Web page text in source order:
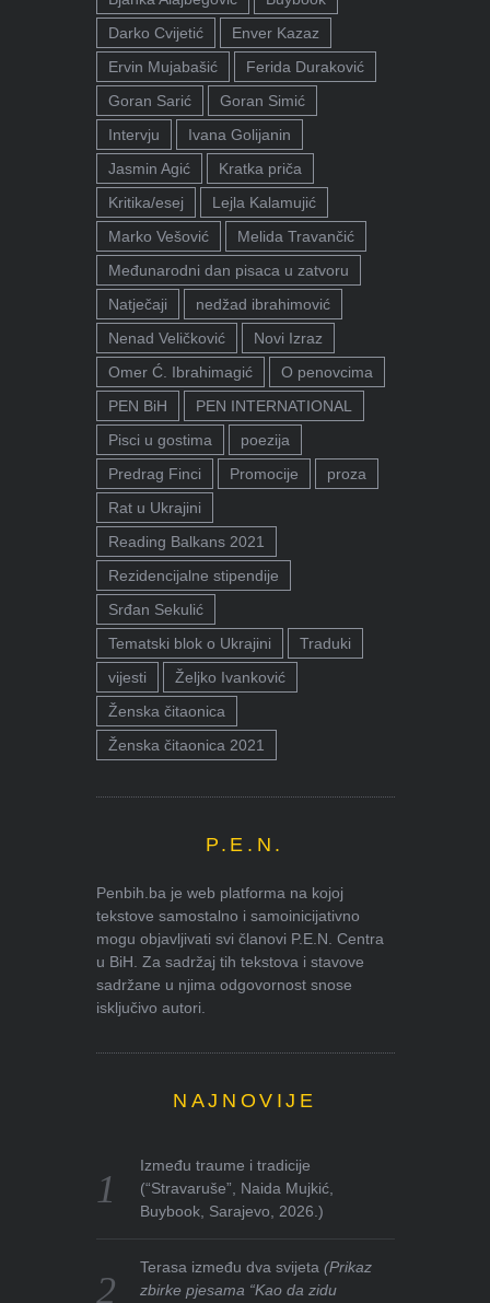
Darko Cvijetić
Enver Kazaz
Ervin Mujabašić
Ferida Duraković
Goran Sarić
Goran Simić
Intervju
Ivana Golijanin
Jasmin Agić
Kratka priča
Kritika/esej
Lejla Kalamujić
Marko Vešović
Melida Travančić
Međunarodni dan pisaca u zatvoru
Natječaji
nedžad ibrahimović
Nenad Veličković
Novi Izraz
Omer Ć. Ibrahimagić
O penovcima
PEN BiH
PEN INTERNATIONAL
Pisci u gostima
poezija
Predrag Finci
Promocije
proza
Rat u Ukrajini
Reading Balkans 2021
Rezidencijalne stipendije
Srđan Sekulić
Tematski blok o Ukrajini
Traduki
vijesti
Željko Ivanković
Ženska čitaonica
Ženska čitaonica 2021
P.E.N.
Penbih.ba je web platforma na kojoj
tekstove samostalno i samoinicijativno
mogu objavljivati svi članovi P.E.N. Centra
u BiH. Za sadržaj tih tekstova i stavove
sadržane u njima odgovornost snose
isključivo autori.
NAJNOVIJE
Između traume i tradicije
(“Stravaruše”, Naida Mujkić,
Buybook, Sarajevo, 2026.)
Terasa između dva svijeta(Prikaz
zbirke pjesama “Kao da zidu